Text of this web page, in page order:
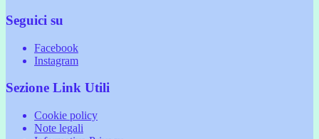
Seguici su
Facebook
Instagram
Sezione Link Utili
Cookie policy
Note legali